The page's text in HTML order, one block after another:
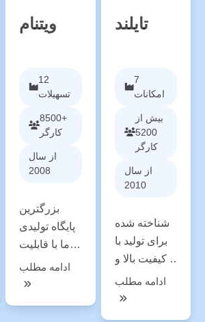
ویتنام
12
تسهیلات
8500+
کارگر
از سال
2008
بزرگترین
پایگاه تولیدی
ما با قابلیت
های گسترده
در صنایع
ادامه مطلب
تایلند
7
امکانات
بیش از
5200
کارگر
از سال
2010
شناخته شده
برای تولید با
کیفیت بالا و
تخصص فنی.
تایلند قابلیت
ادامه مطلب